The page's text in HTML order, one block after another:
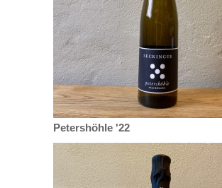
Petershöhle '22